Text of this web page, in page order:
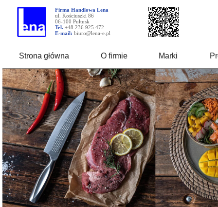
Firma Handlowa Lena
ul. Kościuszki 86
06-100 Pułtusk
Tel. +48 236 925 472
E-mail: biuro@lena-e.pl
Strona główna O firmie Marki